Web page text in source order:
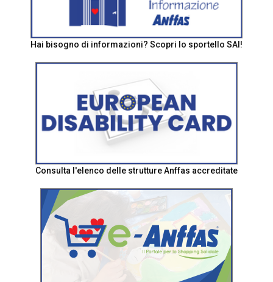
Hai bisogno di informazioni? Scopri lo sportello SAI!
Consulta l'elenco delle strutture Anffas accreditate